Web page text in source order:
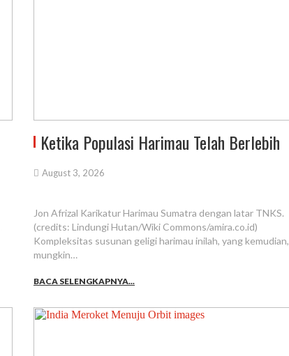
Ketika Populasi Harimau Telah Berlebih
August 3, 2026
Jon Afrizal Karikatur Harimau Sumatra dengan latar TNKS.
(credits: Lindungi Hutan/Wiki Commons/amira.co.id)
Kompleksitas susunan geligi harimau inilah, yang kemudian,
mungkin…
BACA SELENGKAPNYA...